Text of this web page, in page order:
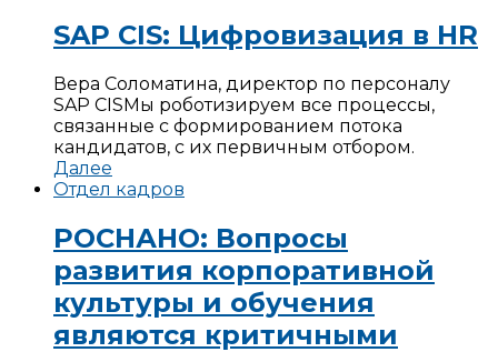
SAP CIS: Цифровизация в HR
Вера Соломатина, директор по персоналу
SAP CISМы роботизируем все процессы,
связанные с формированием потока
кандидатов, с их первичным отбором.
Далее
Отдел кадров
РОСНАНО: Вопросы
развития корпоративной
культуры и обучения
являются критичными